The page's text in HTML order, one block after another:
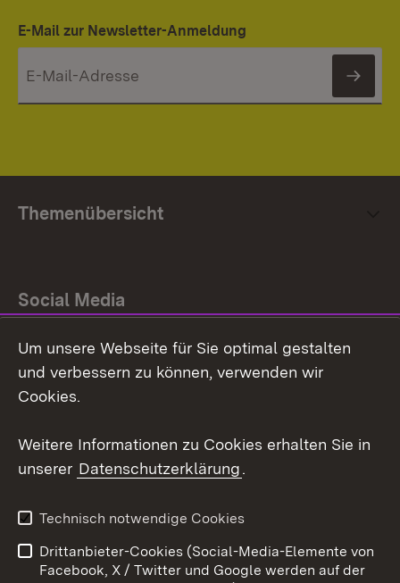
E-Mail zur Newsletter-Anmeldung
Themenübersicht
Social Media
Facebook
Barrierefreiheit
Kontakt
Cookies
Um unsere Webseite für Sie optimal gestalten
und verbessern zu können, verwenden wir
Cookies.
Weitere Informationen zu Cookies erhalten Sie in
unserer Datenschutzerklärung.
Technisch notwendige Cookies
Drittanbieter-Cookies (Social-Media-Elemente von
Facebook, X / Twitter und Google werden auf der